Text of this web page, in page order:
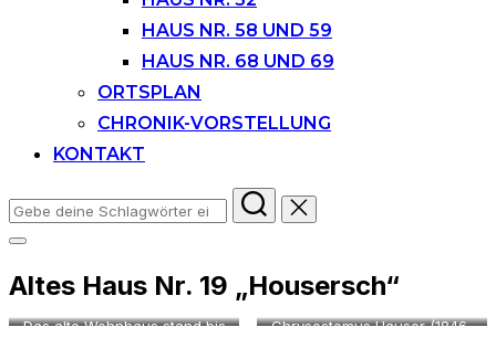
HAUS NR. 58 UND 59
HAUS NR. 68 UND 69
ORTSPLAN
CHRONIK-VORSTELLUNG
KONTAKT
Suchen
nach:
Seitenleiste
Navigation
Altes Haus Nr. 19 „Housersch“
Das alte Wohnhaus stand bis
Chrysostomus Hauser (1846-